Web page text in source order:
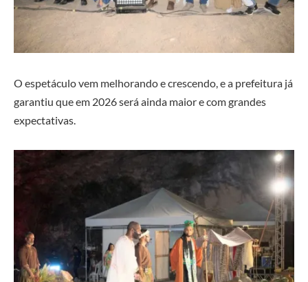
O espetáculo vem melhorando e crescendo, e a prefeitura já
garantiu que em 2026 será ainda maior e com grandes
expectativas.